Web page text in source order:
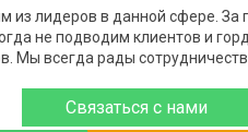
из лидеров в данной сфере.
не подводим клиентов и
Мы всегда рады
Связаться с нами